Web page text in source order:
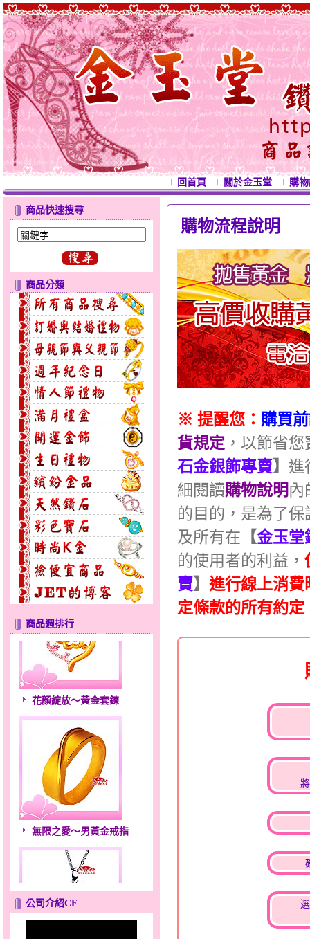
回首頁 關於金玉堂 購
商品快速搜尋
商品分類
商品週排行
花顏綻放～黃金套鍊
無限之愛～男黃金戒指
公司介紹CF
購物流程說明
※ 提醒您： 購買
貨規定 ，以節省
石金銀飾專賣】 進
細閱讀購物說明內
的目的，是為了保
及所有在 【金玉堂
的使用者的利益，
賣】 進行線上消費
定條款的所有約定
將